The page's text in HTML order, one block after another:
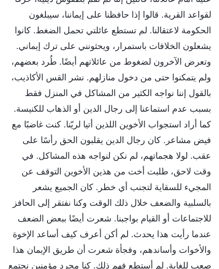
لقواعد القرية. قالوا إذا حافظنا على إيماننا، سيبلغون
الحكومة لاعتقالنا. لم تستطع عائلتي تحمل الضغط. كانوا
يشعلون الخلافات باستمرار، ويحثونني على ترك إيماني.
وتعرض الآخرون لضغوط من عائلاتهم أيضًا. طُرد بعضهم،
ولم يتمكنوا حتى من دخول منازلهم. نشر القس الأكاذيب،
بالقول إننا نواجه الكثير من المشاكل في المنزل فقط
بسبب عدم استماعنا إلى رجال الدين أو الذهاب للكنيسة.
كما أراد استجواب الأخوين اللذين أتيا لريّنا. كنت غاضبًا مع
فيض مشاعر. كان رجال الدين يقلبون الحق رأسًا على
عقب. لولا هجماتهم، لم نكن لنواجه هذه المشاكل. في
وقت لاحق، طلبت أخت من هذين الأخوين التوقف عن
المجيء للسقاية لتجنب أي خطر. كان الجميع يشعر
بالسلبية والضعف خلال ذلك الوقت وكنا نفتقر إلى الحافز
للاجتماعات أو القيام بواجبنا. شعرت أيضًا ببعض الضعف
عندما رأيت هذا يحدث. لم أكن أعرف كيف أساعد الإخوة
والأخوات وأساندهم، وفجأة شعرت أن طريق الإيمان هذا
صعب للغاية. لم أستطع فهم ذلك. كنا مجرد مؤمنين نجتمع